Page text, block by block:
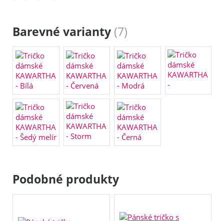
Barevné varianty (7)
Podobné produkty